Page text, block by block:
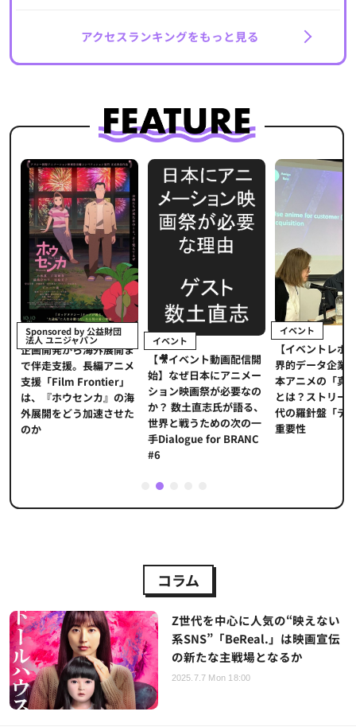
アクセスランキングをもっと見る
Sponsored by 公益財団
法人 ユニジャパン
企画開発から海外展開ま
で伴走支援。長編アニメ
支援「Film Frontier」
は、『ホウセンカ』の海
外展開をどう加速させた
のか
イベント
【🎥イベント動画配信開
始】なぜ日本にアニメー
ション映画祭が必要なの
か？ 数土直志氏が語る、
世界と戦うための次の一
手Dialogue for BRANC
#6
イベント
【イベントレポ
界的データ企業
本アニメの「真
とは？ストリー
代の羅針盤「デ
重要性
2
コラム
Z世代を中心に人気の“映えない
系SNS”「BeReal.」は映画宣伝
の新たな主戦場となるか
2025.7.7 Mon 18:00